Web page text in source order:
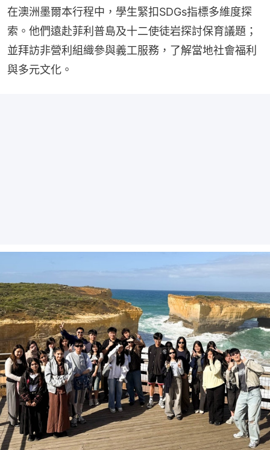
在澳洲墨爾本行程中，學生緊扣SDGs指標多維度探
索。他們遠赴菲利普島及十二使徒岩探討保育議題；
並拜訪非營利組織參與義工服務，了解當地社會福利
與多元文化。